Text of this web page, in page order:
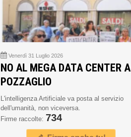
Venerdì 31 Luglio 2026
NO AL MEGA DATA CENTER A
POZZAGLIO
L'intelligenza Artificiale va posta al servizio
dell'umanità, non viceversa.
Firme raccolte: 734